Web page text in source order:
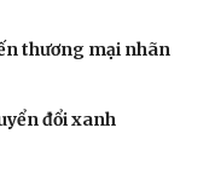
thương mại nhãn
đổi xanh